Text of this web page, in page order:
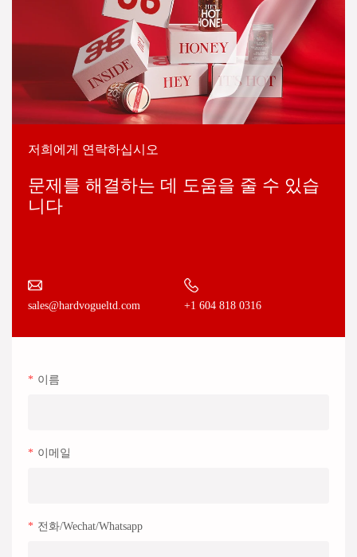
저희에게 연락하십시오
문제를 해결하는 데 도움을 줄 수 있습
니다
sales@hardvogueltd.com +1 604 818 0316
이름
이메일
전화/wechat/whatsapp